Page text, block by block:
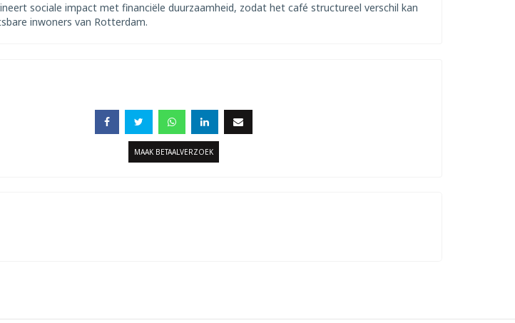
sociale impact met financiële duurzaamheid, zodat het café structureel verschil kan
inwoners van Rotterdam.
MAAK BETAALVERZOEK